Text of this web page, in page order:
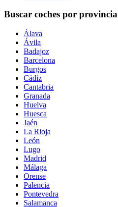
Buscar coches por provincia
Álava
Ávila
Badajoz
Barcelona
Burgos
Cádiz
Cantabria
Granada
Huelva
Huesca
Jaén
La Rioja
León
Lugo
Madrid
Málaga
Orense
Palencia
Pontevedra
Salamanca